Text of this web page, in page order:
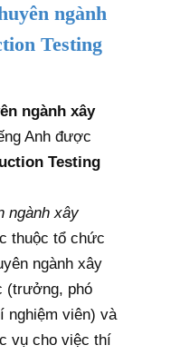
ngành
Testing
ngành xây
Anh được
Testing
ngành xây
thuộc tổ chức
ngành xây
(trưởng, phó
nghiệm viên) và
vụ cho việc thí